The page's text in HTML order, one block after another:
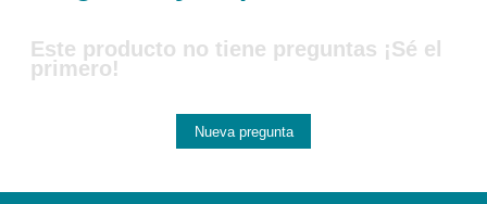
Este producto no tiene preguntas ¡Sé el
primero!
Nueva pregunta